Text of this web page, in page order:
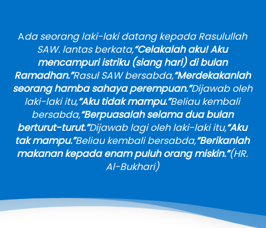
Ada seorang laki-laki datang kepada Rasulullah
SAW. lantas berkata,“Celakalah aku! Aku
mencampuri istriku (siang hari) di bulan
Ramadhan.”Rasul SAW bersabda,“Merdekakanlah
seorang hamba sahaya perempuan.”Dijawab oleh
laki-laki itu,“Aku tidak mampu.”Beliau kembali
bersabda,“Berpuasalah selama dua bulan
berturut-turut.”Dijawab lagi oleh laki-laki itu,“Aku
tak mampu.”Beliau kembali bersabda,“Berikanlah
makanan kepada enam puluh orang miskin.”(HR.
Al-Bukhari)